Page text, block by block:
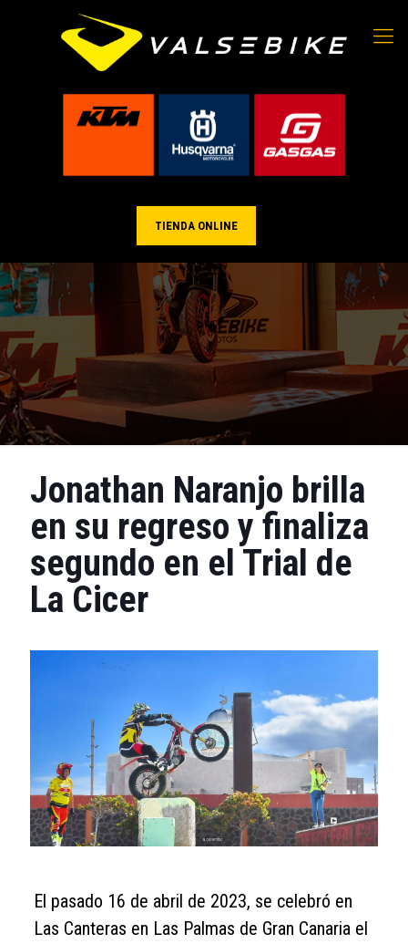
TIENDA ONLINE
Jonathan Naranjo brilla
en su regreso y finaliza
segundo en el Trial de
La Cicer
El pasado 16 de abril de 2023, se celebró en
Las Canteras en Las Palmas de Gran Canaria el